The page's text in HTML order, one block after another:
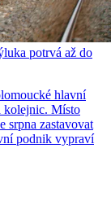
potrvá až do
hlavní
kolejnic. Místo
srpna zastavovat
podnik vypraví